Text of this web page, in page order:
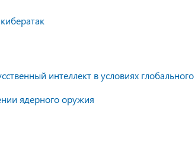
интеллект в условиях
ядерного оружия